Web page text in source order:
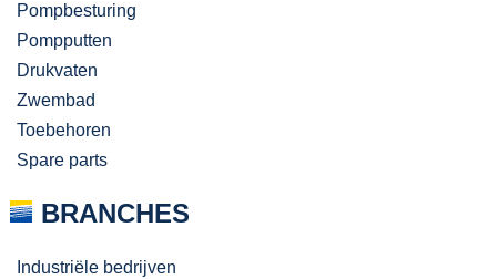
Pompbesturing
Pompputten
Drukvaten
Zwembad
Toebehoren
Spare parts
BRANCHES
Industriële bedrijven